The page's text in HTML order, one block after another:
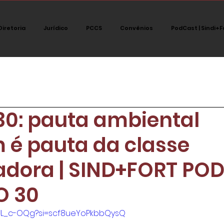
Jurídico PCCS Convênios PodCast |
PodCast Sindi+fort
pauta ambiental
é pauta da classe
| SIND+FORT
30
OQg?si=scf8ueYoPkbbQysQ